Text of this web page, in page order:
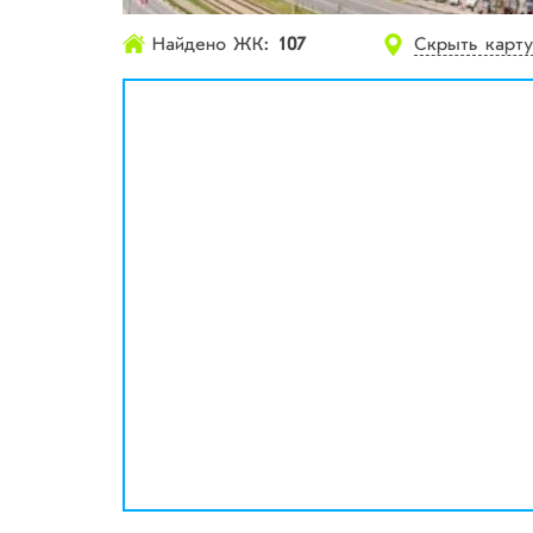
Найдено ЖК: 107 Скрыть